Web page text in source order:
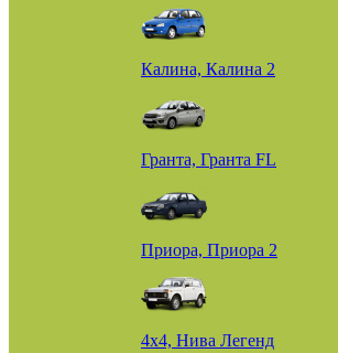
Калина, Калина 2
Гранта, Гранта FL
Приора, Приора 2
4х4, Нива Легенд